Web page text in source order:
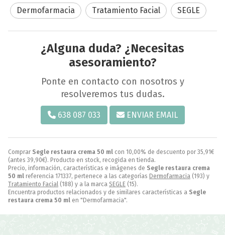
Comprar Segle restaura crema 50 ml con 10,00% de descuento por 35,91€
(antes 39,90€). Producto en stock, recogida en tienda.
Precio, información, características e imágenes de Segle restaura crema
50 ml referencia 171337, pertenece a las categorías Dermofarmacia (193) y
Tratamiento Facial (188) y a la marca SEGLE (15).
Encuentra productos relacionados y de similares características a Segle
restaura crema 50 ml en "Dermofarmacia".
Dermofarmacia
Tratamiento Facial SEGLE
¿Alguna duda? ¿Necesitas
asesoramiento?
Ponte en contacto con nosotros y
resolveremos tus dudas.
638 087 033 ENVIAR EMAIL